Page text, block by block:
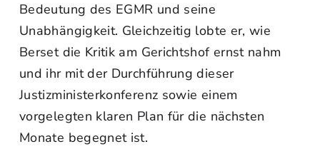
Bedeutung des EGMR und seine
Unabhängigkeit. Gleichzeitig lobte er, wie
Berset die Kritik am Gerichtshof ernst nahm
und ihr mit der Durchführung dieser
Justizministerkonferenz sowie einem
vorgelegten klaren Plan für die nächsten
Monate begegnet ist.